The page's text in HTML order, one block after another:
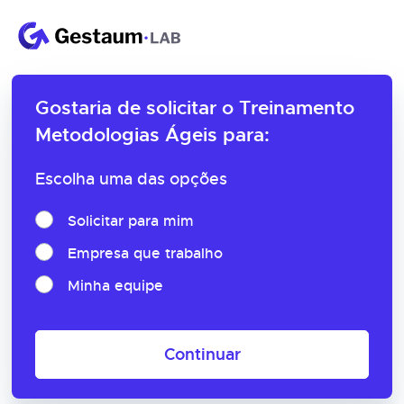
Gostaria de solicitar o Treinamento
Metodologias Ágeis para:
Escolha uma das opções
Solicitar para mim
Empresa que trabalho
Minha equipe
Continuar